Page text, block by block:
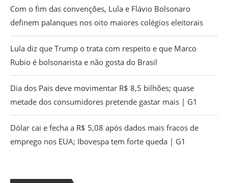
Com o fim das convenções, Lula e Flávio Bolsonaro
definem palanques nos oito maiores colégios eleitorais
Lula diz que Trump o trata com respeito e que Marco
Rubio é bolsonarista e não gosta do Brasil
Dia dos Pais deve movimentar R$ 8,5 bilhões; quase
metade dos consumidores pretende gastar mais | G1
Dólar cai e fecha a R$ 5,08 após dados mais fracos de
emprego nos EUA; Ibovespa tem forte queda | G1